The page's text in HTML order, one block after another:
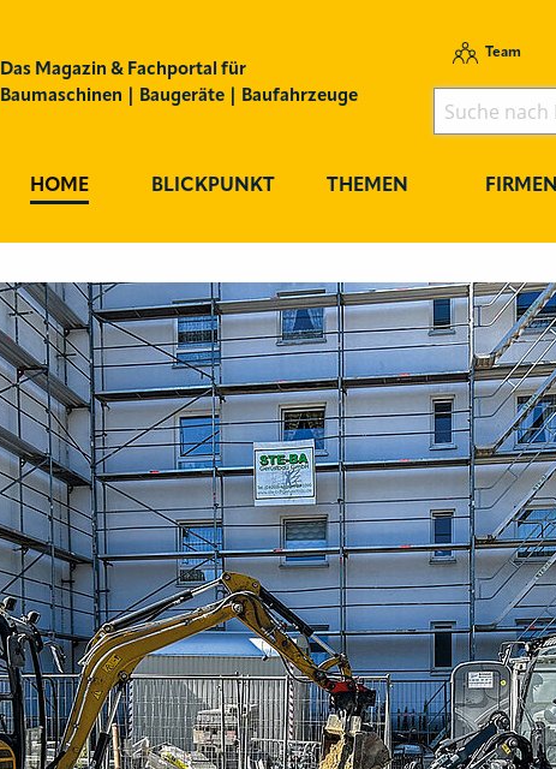
Das Magazin & Fachportal für
Baumaschinen | Baugeräte | Baufahrzeuge
Team
HOME BLICKPUNKT THEMEN FIRMEN